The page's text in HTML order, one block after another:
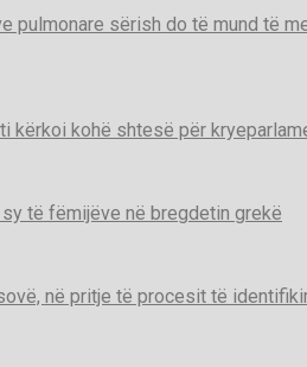
pulmonare sërish do të mund të
kërkoi kohë shtesë për
të fëmijëve në bregdetin grekë
në pritje të procesit të